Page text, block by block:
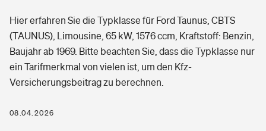
Grundfähigkeitsversicherung
Arbeitsrechtsschutz
Berufshaftpflichtversicherung
Zur Übersicht
Freizeit
Pri­vate Haft­pflicht­
Gesundheit
Private Krankenversicherung
Hier erfahren Sie die Typklasse für Ford Taunus, CBTS
(TAUNUS), Limousine, 65 kW, 1576 ccm, Kraftstoff: Benzin,
Baujahr ab 1969. Bitte beachten Sie, dass die Typklasse nur
ein Tarifmerkmal von vielen ist, um den Kfz-
Versicherungsbeitrag zu berechnen.
08.04.2026